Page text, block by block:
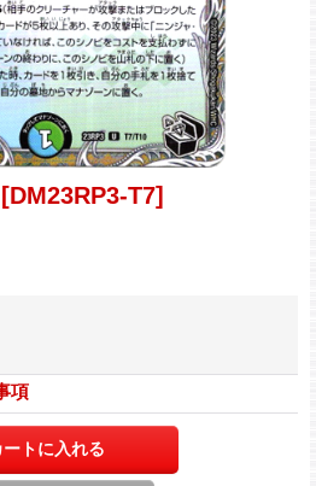
[DM23RP3-T7]
項